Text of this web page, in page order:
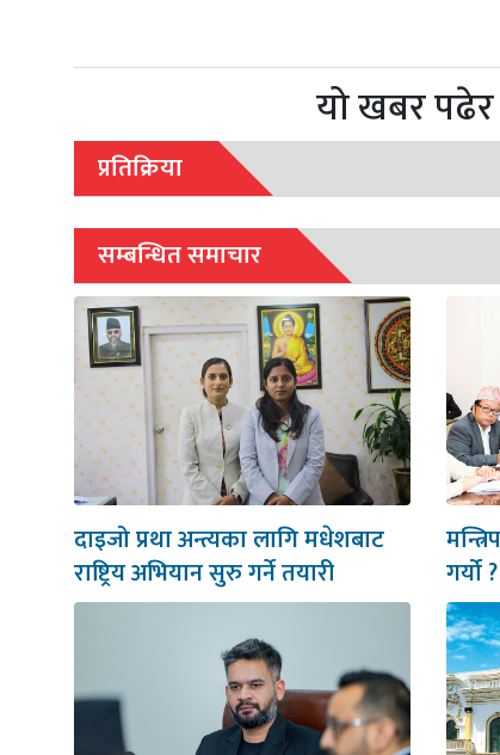
यो खबर
प्रतिक्रिया
सम्बन्धित समाचार
दाइजो प्रथा अन्त्यका लागि मधेशबाट
राष्ट्रिय अभियान सुरु गर्ने तयारी
गर्यो ?